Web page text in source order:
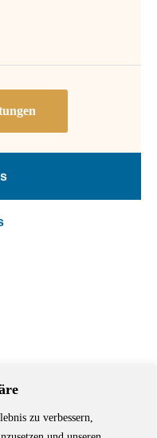
zu verbessern,
für Autorinnen und